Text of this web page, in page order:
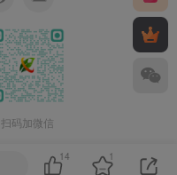
扫码加微信
14 1